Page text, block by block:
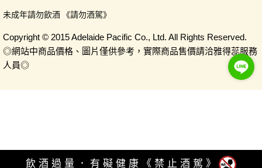
未成年請勿飲酒 《請勿酒駕》
Copyright © 2015 Adelaide Pacific Co., Ltd. All Rights Reserved.
◎網站中商品價格、圖片僅供參考，實際商品售價請洽雅得蕊服務
人員◎
飲酒過量．有礙健康《禁止酒駕》